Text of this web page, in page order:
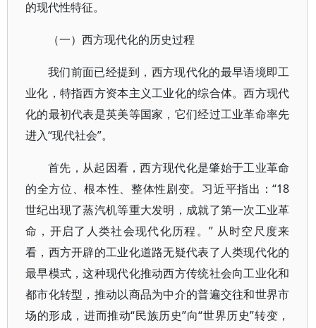
的现代性特征。
（一）西方现代化的历史过程
我们前面已经提到，西方现代化的最早语境即工
业化，特指西方资本主义工业化的综合体。西方现代
化的最初代表是英美等国家，它们经过工业革命率先
进入“现代社会”。
首先，从起因看，西方现代化是肇始于工业革命
的全方位、根本性、整体性剧变。习近平指出：“18
世纪出现了蒸汽机等重大发明，成就了第一次工业革
命，开启了人类社会现代化历程。” 从时空尺度来
看，西方开辟的工业化道路无疑代表了人类现代化的
最早模式，这种现代化推动西方传统社会向工业化和
都市化转型，推动以商品为中介的普遍交往和世界市
场的形成，进而推动“民族历史”向“世界历史”转变，